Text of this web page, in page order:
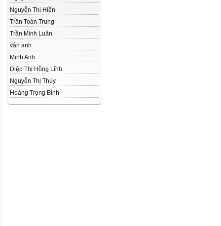
Nguyễn Thị Hiền
Trần Toàn Trung
Trần Minh Luân
vân anh
Minh Anh
Diệp Thị Hồng Lĩnh
Nguyễn Thị Thùy
Hoàng Trọng Bình